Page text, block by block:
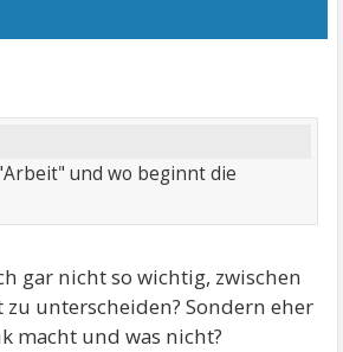
und wo beginnt die
gar nicht so wichtig, zwischen
unterscheiden? Sondern eher
macht und was nicht?